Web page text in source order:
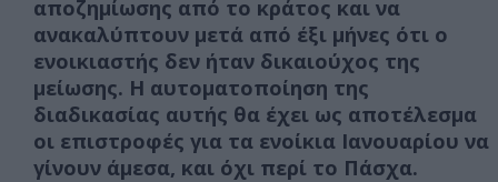
αποζημίωσης από το κράτος και να
ανακαλύπτουν μετά από έξι μήνες ότι ο
ενοικιαστής δεν ήταν δικαιούχος της
μείωσης. Η αυτοματοποίηση της
διαδικασίας αυτής θα έχει ως αποτέλεσμα
οι επιστροφές για τα ενοίκια Ιανουαρίου να
γίνουν άμεσα, και όχι περί το Πάσχα.